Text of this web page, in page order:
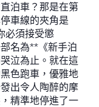
泊車？那是在第
車線的夾角是
必須接受懲
名為**《新手泊
泣為止。就在這
色跑車，優雅地
出令人陶醉的摩
精準地停進了一